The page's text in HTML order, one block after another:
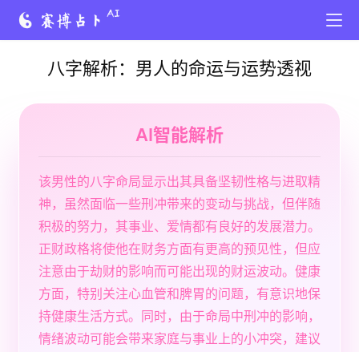
八字解析：男人的命运与运势透视
AI智能解析
该男性的八字命局显示出其具备坚韧性格与进取精
神，虽然面临一些刑冲带来的变动与挑战，但伴随
积极的努力，其事业、爱情都有良好的发展潜力。
正财政格将使他在财务方面有更高的预见性，但应
注意由于劫财的影响而可能出现的财运波动。健康
方面，特别关注心血管和脾胃的问题，有意识地保
持健康生活方式。同时，由于命局中刑冲的影响，
情绪波动可能会带来家庭与事业上的小冲突，建议